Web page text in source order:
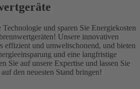
Technologie und sparen Sie Energiekosten
Unsere innovativen
effizient und umweltschonend, und bieten
und eine langfristige
Sie auf unsere Expertise und lassen Sie
den neuesten Stand bringen!